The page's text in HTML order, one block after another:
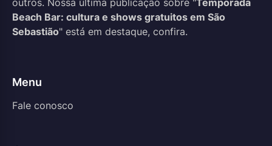
Beach Bar: cultura e shows gratuitos em São
Sebastião" está em destaque, confira.
Menu
Fale conosco